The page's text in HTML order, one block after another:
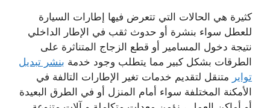
كثيرة هي الحالات التي تتعرض فيها إطارات السيارة
للعطل سواء بنشرة أو حدوث ثقب في الإطار الداخلي
نتيجة دخول المسامير أو قطع الزجاج المتناثرة على
الطرقات بشكل كبير مما يتطلب وجود خدمة بنشر تبديل
تواير متنقل لتقديم خدمات تغير الإطارات التالفة في
الأمكنة المختلفة سواء أمام المنزل أو في الطرق البعيدة